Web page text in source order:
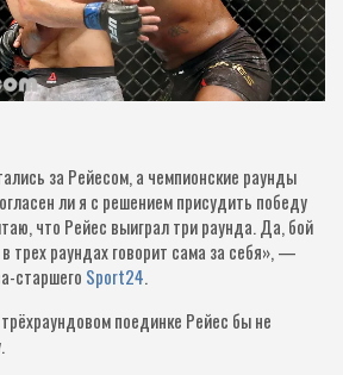
за Рейесом, а чемпионские раунды
ли я с решением присудить победу
что Рейес выиграл три раунда. Да, бой
трех раундах говорит сама за себя», —
старшего Sport24.
поединке Рейес бы не